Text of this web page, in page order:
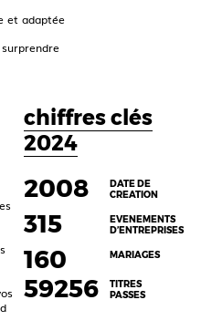
et adaptée
chiffres clés
2024
2008
DATE DE
CREATION
315
EVENEMENTS
D’ENTREPRISES
160 MARIAGES
59317
TITRES
PASSES